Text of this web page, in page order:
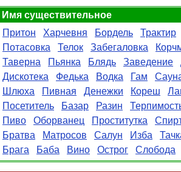
Имя существительное
Притон
Харчевня Бордель
Трактир
Потасовка
Телок Забегаловка
Таверна
Пьянка Блядь Заведение
Дискотека
Федька Водка Гам
Шлюха
Пивная Денежки Кореш
Посетитель
Базар Разин
Пиво
Оборванец Проститутка
Братва
Матросов Салун Изба
Брага
Баба Вино Острог Слобода